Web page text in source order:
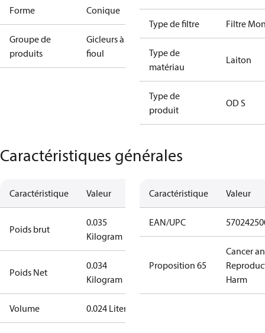
Forme Conique
Groupe de
produits
Gicleurs à
fioul
Type de filtre Filtre
Type de
matériau
Laiton
Type de
produit
OD S
Caractéristiques générales
Caractéristique Valeur
Poids brut
0.035
Kilogram
Poids Net
0.034
Kilogram
Volume 0.024 Liter
Caractéristique Valeur
EAN/UPC
Proposition 65
Cancer
Harm